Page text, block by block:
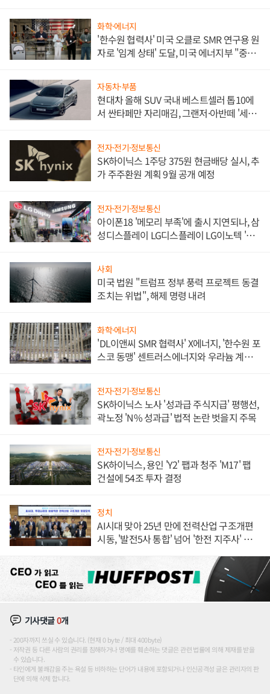
화학·에너지
'한수원 협력사' 미국 오클로 SMR 연구용 원
자로 '임계 상태' 도달, 미국 에너지부 "중요
자동차·부품
현대차 올해 SUV 국내 베스트셀러 톱10에
서 싼타페만 자리매김, 그랜저·아반떼 '세단
전자·전기·정보통신
SK하이닉스 1주당 375원 현금배당 실시, 추
가 주주환원 계획 9월 공개 예정
전자·전기·정보통신
아이폰18 '메모리 부족'에 출시 지연되나, 삼
성디스플레이 LG디스플레이 LG이노텍 '탈
사회
미국 법원 "트럼프 정부 풍력 프로젝트 동결
조치는 위법", 해제 명령 내려
화학·에너지
'DL이앤씨 SMR 협력사' X에너지, '한수원 포
스코 동맹' 센트러스에너지와 우라늄 계약
전자·전기·정보통신
SK하이닉스 노사 '성과급 주식지급' 평행선,
곽노정 'N% 성과급' 법적 논란 벗을지 주목
전자·전기·정보통신
SK하이닉스, 용인 'Y2' 팹과 청주 'M17' 팹
건설에 54조 투자 결정
정치
AI시대 맞아 25년 만에 전력산업 구조개편
시동, '발전5사 통합' 넘어 '한전 지주사' 재편
기사댓글0개
200자까지 쓰실 수 있습니다. (현재 0 byte / 최대 400byte)
저작권 등 다른 사람의 권리를 침해하거나 명예를 훼손하는 댓글은 관련 법률에 의해 제재를 받을
수 있습니다.
타인에게 불쾌감을 주는 욕설 등 비하하는 단어가 내용에 포함되거나 인신공격성 글은 관리자의 판
단에 의해 삭제 합니다.